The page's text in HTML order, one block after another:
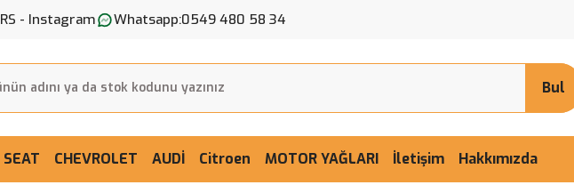
- Instagram Whatsapp:0549 480 58 34
Bul
SEAT CHEVROLET AUDİ Citroen MOTOR YAĞLARI İletişim Hakkımızda